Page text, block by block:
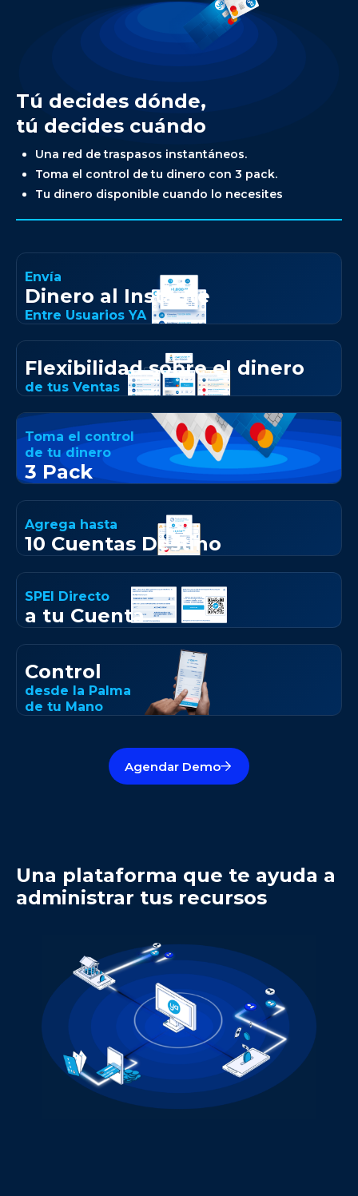
Tú decides dónde,
tú decides cuándo
Una red de traspasos instantáneos.
Toma el control de tu dinero con 3 pack.
Tu dinero disponible cuando lo necesites
Envía
Dinero al Instante
Entre Usuarios YA
Flexibilidad sobre el dinero
de tus Ventas
Toma el control
de tu dinero
3 Pack
Agrega hasta
10 Cuentas Destino
Control
desde la Palma
de tu Mano
SPEI Directo
a tu Cuenta
Agendar Demo
Una plataforma que te ayuda a
administrar tus recursos